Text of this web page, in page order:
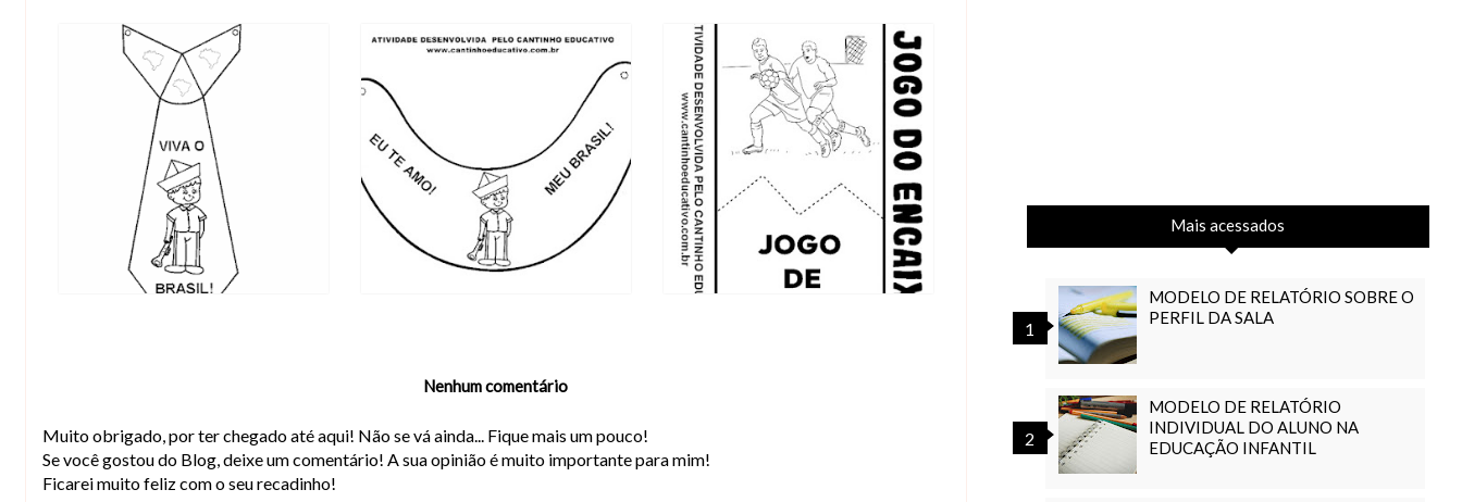
Nenhum comentário
Muito obrigado, por ter chegado até aqui! Não se vá ainda... Fique mais um pouco!
Se você gostou do Blog, deixe um comentário! A sua opinião é muito importante para mim!
Ficarei muito feliz com o seu recadinho!
Mais acessados
MODELO DE RELATÓRIO SOBRE O
PERFIL DA SALA
MODELO DE RELATÓRIO
INDIVIDUAL DO ALUNO NA
EDUCAÇÃO INFANTIL